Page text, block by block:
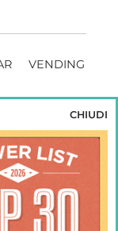
VENDING
CHIUDI